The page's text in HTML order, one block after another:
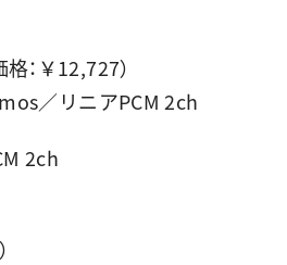
：￥12,727）
／リニアPCM 2ch
2ch